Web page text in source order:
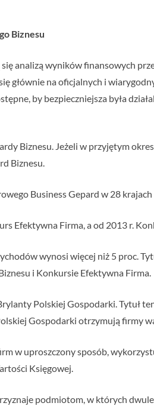
Biznesu
analizą wyników finansowych
głównie na oficjalnych i
by bezpieczniejsza była
Biznesu. Jeżeli w przyjętym
Biznesu.
Business Gepard w 28
Efektywna Firma, a od 2013 r.
wynosi więcej niż 5 proc.
i Konkursie Efektywna Firma.
Polskiej Gospodarki. Tytuł
Gospodarki otrzymują firmy
w uproszczony sposób,
Księgowej.
podmiotom, w których